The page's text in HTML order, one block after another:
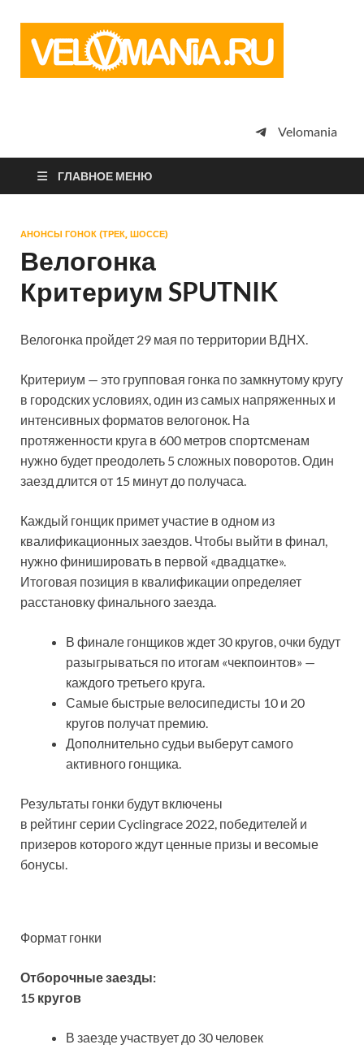
просто
Velomania
ГЛАВНОЕ МЕНЮ
АНОНСЫ ГОНОК (ТРЕК, ШОССЕ)
Велогонка
Критериум SPUTNIK
Велогонка пройдет 29 мая по территории ВДНХ.
Критериум — это групповая гонка по замкнутому кругу
в городских условиях, один из самых напряженных и
интенсивных форматов велогонок. На
протяженности круга в 600 метров спортсменам
нужно будет преодолеть 5 сложных поворотов. Один
заезд длится от 15 минут до получаса.
Каждый гонщик примет участие в одном из
квалификационных заездов. Чтобы выйти в финал,
нужно финишировать в первой «двадцатке».
Итоговая позиция в квалификации определяет
расстановку финального заезда.
В финале гонщиков ждет 30 кругов, очки будут
разыгрываться по итогам «чекпоинтов» —
каждого третьего круга.
Самые быстрые велосипедисты 10 и 20
кругов получат премию.
Дополнительно судьи выберут самого
активного гонщика.
Результаты гонки будут включены
в рейтинг серии Cyclingrace 2022, победителей и
призеров которого ждут ценные призы и весомые
бонусы.
Формат гонки
Отборочные заезды:
15 кругов
В заезде участвует до 30 человек